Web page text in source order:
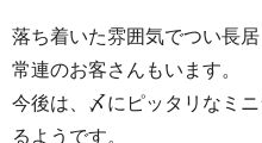
落ち着いた雰囲気でつい長
常連のお客さんもいます。
今後は、〆にピッタリなミ
るようです。